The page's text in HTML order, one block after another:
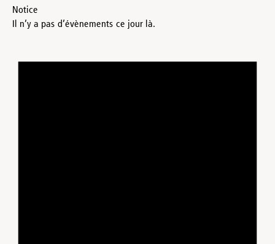
Notice
Il n’y a pas d’évènements ce jour là.